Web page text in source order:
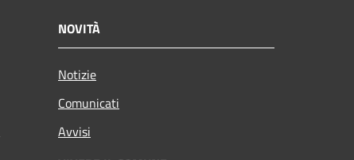
NOVITÀ
Notizie
Comunicati
Avvisi